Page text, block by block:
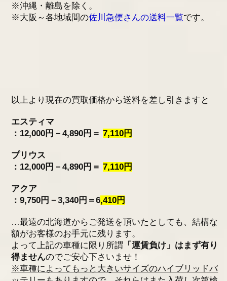
※沖縄・離島を除く。
※大阪～各地域間の佐川急便さんの送料一覧です。
以上より現在の買取価格から送料を差し引きますと
エスティマ
：12,000円－4,890円＝7,110円
プリウス
：12,000円－4,890円＝7,110円
アクア
：9,750円－3,340円＝6,410円
…最遠の北海道からご発送を頂いたとしても、結構な
額がお客様のお手元に残ります。
よって上記の車種に限り所謂 「運賃負け」はまず有り
得ませんのでご安心下さいませ！
※車種によってもっと大きいサイズのハイブリッドバ